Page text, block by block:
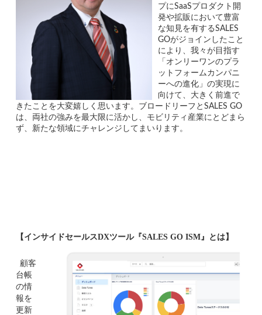
プにSaaSプロダクト開
発や拡販において豊富
な知見を有するSALES
GOがジョインしたこと
により、我々が目指す
「オンリーワンのプラ
ットフォームカンパニ
ーへの進化」の実現に
向けて、大きく前進で
きたことを大変嬉しく思います。ブロードリーフとSALES GO
は、両社の強みを最大限に活かし、モビリティ産業にとどまら
ず、新たな領域にチャレンジしてまいります。
【インサイドセールスDXツール『SALES GO ISM』とは】
顧客
台帳
の情
報を
更新